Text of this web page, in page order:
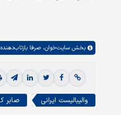
بخش سایت‌خوان، صرفا
والیبالیست ایرانی صابر